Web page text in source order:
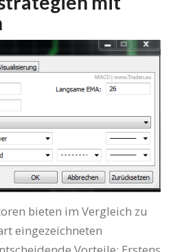
bieten im Vergleich zu
eingezeichneten